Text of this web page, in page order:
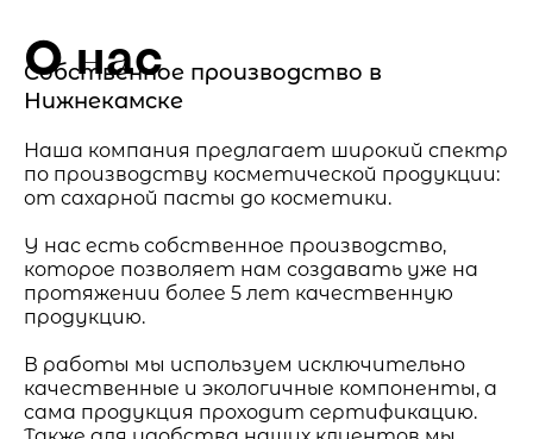
О нас
Собственное производство в
Нижнекамске
Наша компания предлагает широкий спектр
по производству косметической продукции:
от сахарной пасты до косметики.
У нас есть собственное производство,
которое позволяет нам создавать уже на
протяжении более 5 лет качественную
продукцию.
В работы мы используем исключительно
качественные и экологичные компоненты, а
сама продукция проходит сертификацию.